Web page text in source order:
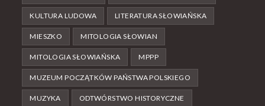
KULTURA LUDOWA LITERATURA SŁOWIAŃSKA
MIESZKO MITOLOGIA SŁOWIAN
MITOLOGIA SŁOWIAŃSKA MPPP
MUZEUM POCZĄTKÓW PAŃSTWA POLSKIEGO
MUZYKA ODTWÓRSTWO HISTORYCZNE